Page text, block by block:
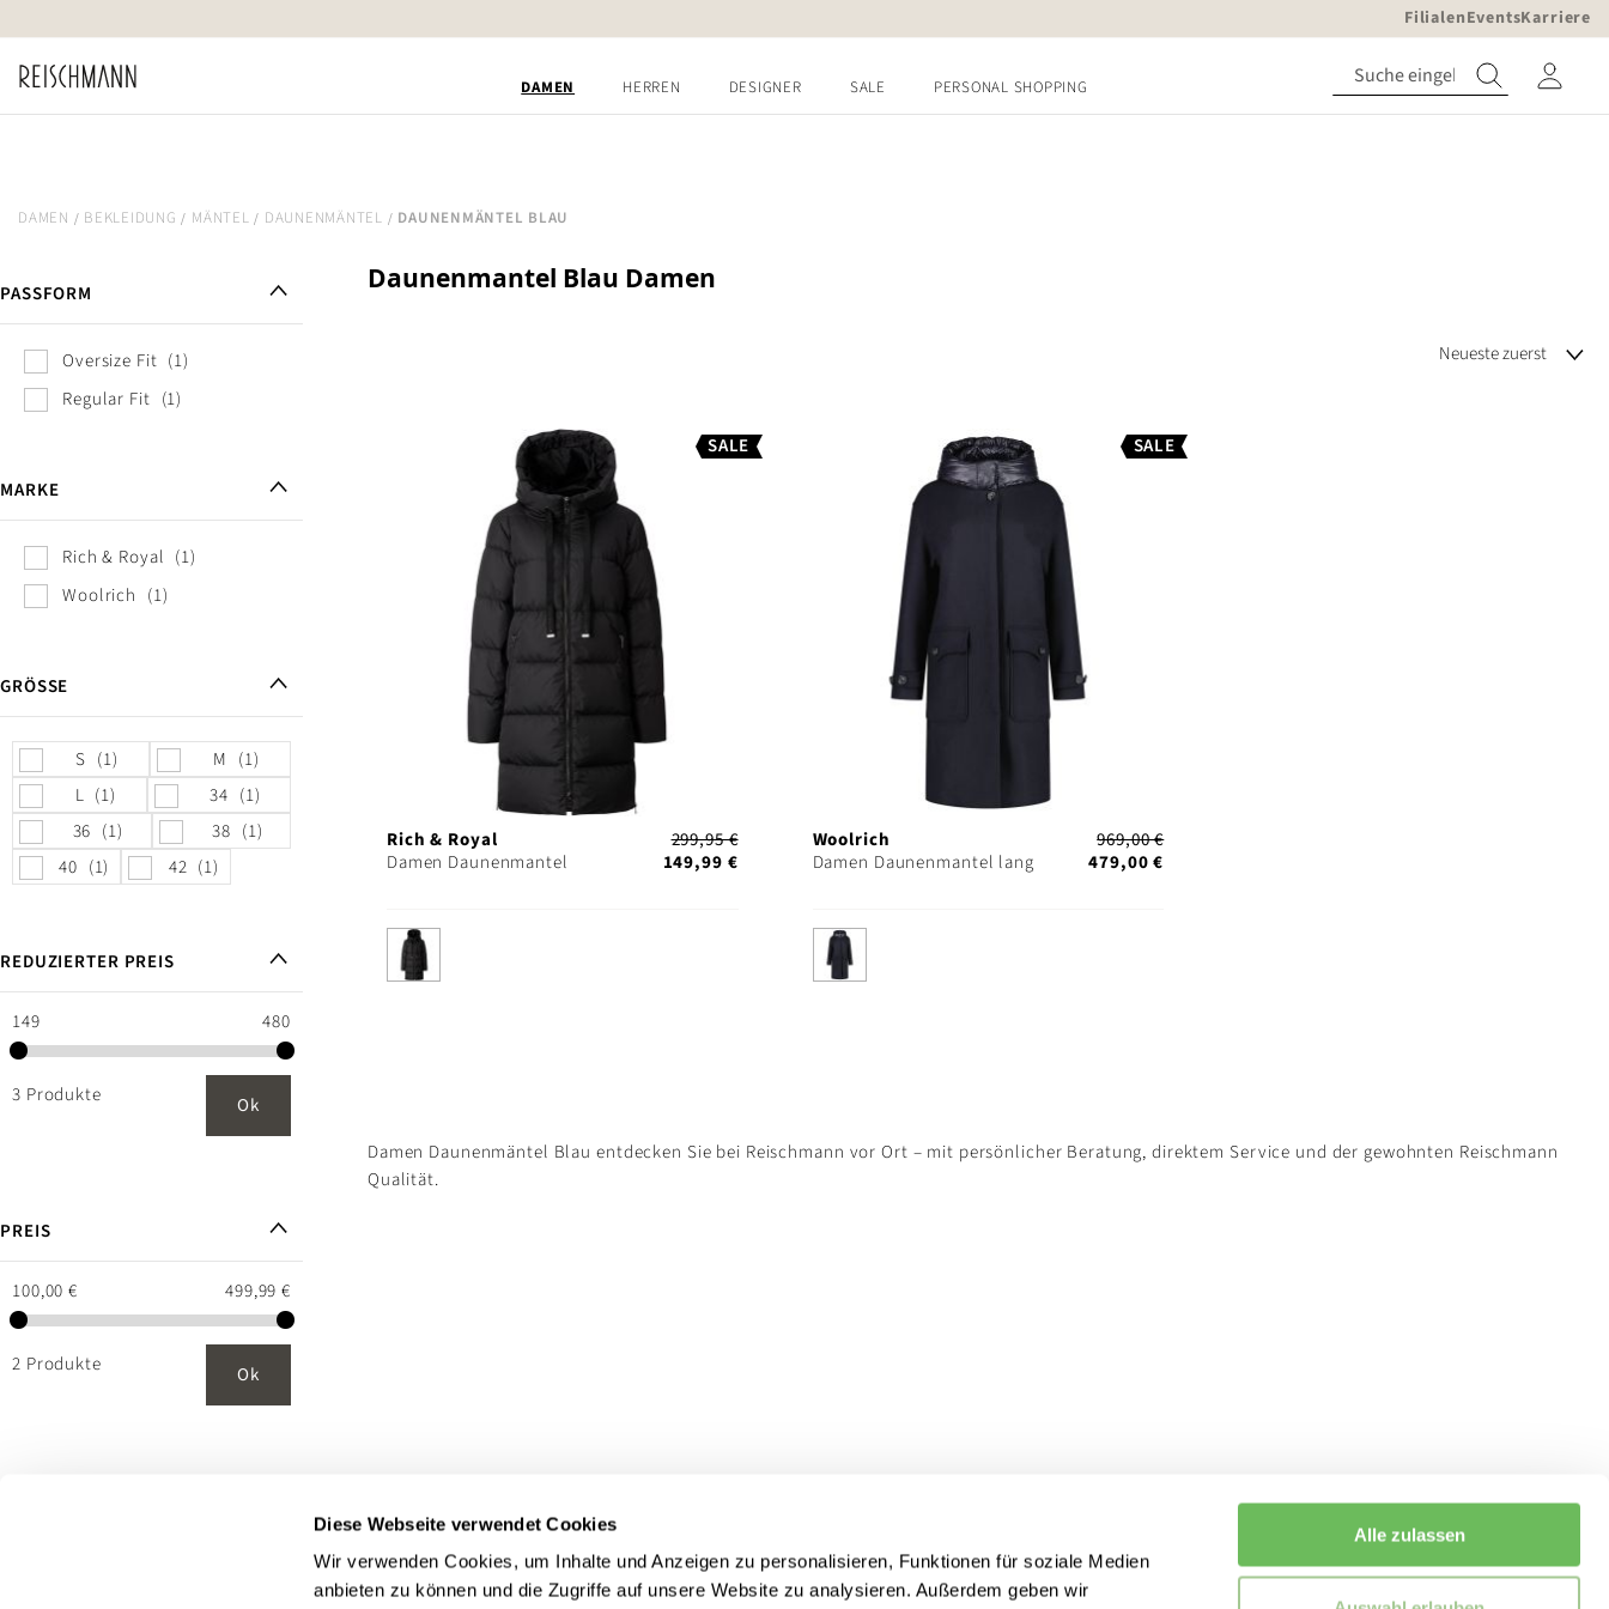
Diese Webseite verwendet Cookies
Wir verwenden Cookies, um Inhalte und Anzeigen zu personalisieren, Funktionen für soziale Medien
anbieten zu können und die Zugriffe auf unsere Website zu analysieren. Außerdem geben wir
Alle zulassen
Inhalt
springen
FilialenEventsKarriere
DAMEN HERREN DESIGNER SALE PERSONAL SHOPPING
DAMEN BEKLEIDUNG MÄNTEL DAUNENMÄNTEL DAUNENMÄNTEL BLAU
Daunenmantel Blau Damen
SALE
Rich & Royal
Damen Daunenmantel
299,95 €
149,99 €
SALE
Woolrich
Damen Daunenmantel lang
969,00 €
479,00 €
Damen Daunenmäntel Blau entdecken Sie bei Reischmann vor Ort – mit persönlicher Beratung, direktem Service und der gewohnten Reischmann
Qualität.
PASSFORM
Oversize Fit
1
Regular Fit
1
MARKE
Rich & Royal
1
Woolrich
1
GRÖSSE
S 1 M
1
L
1 34
1
36
1 38
1
40
1 42 1
REDUZIERTER PREIS
149 480
3 Produkte Ok
PREIS
100,00 € 499,99 €
2 Produkte Ok